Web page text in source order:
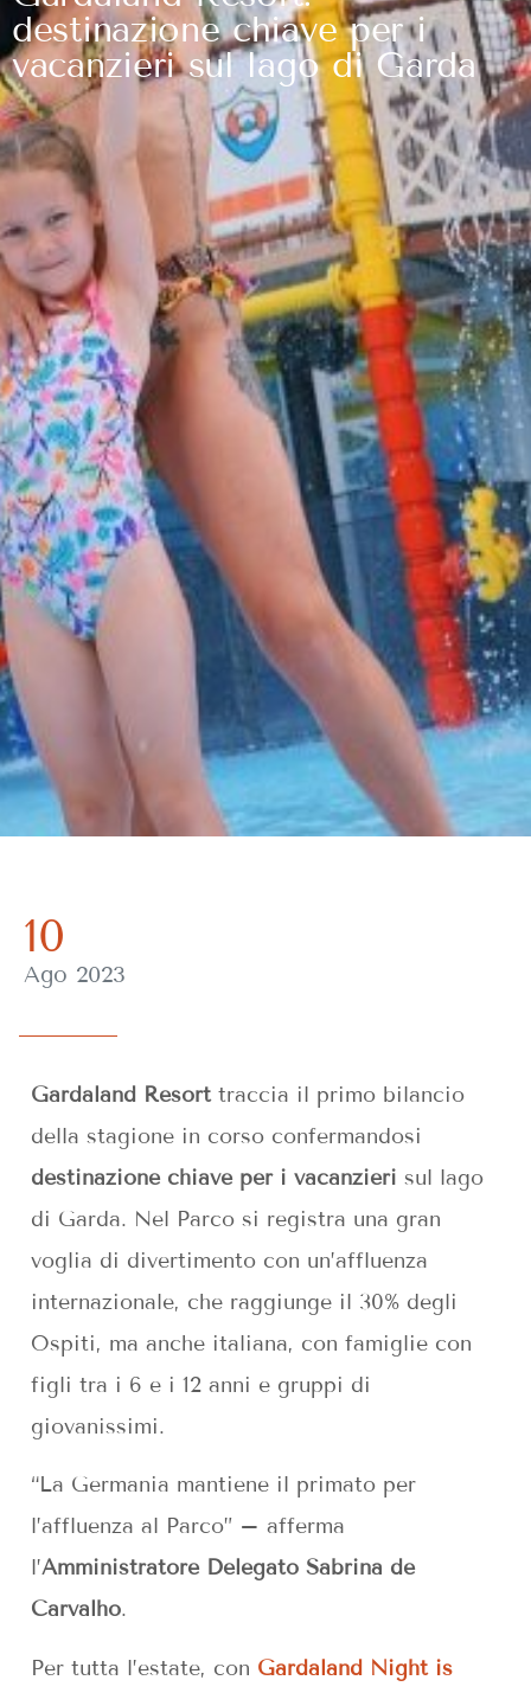
destinazione chiave per i
vacanzieri sul lago di Garda
10
Ago 2023
Gardaland Resorttraccia il primo bilancio
della stagione in corso confermandosi
destinazione chiave per i vacanzieri sul lago
di Garda. Nel Parco si registra una gran
voglia di divertimento con un’affluenza
internazionale, che raggiunge il 30% degli
Ospiti, ma anche italiana, con famiglie con
figli tra i 6 e i 12 anni e gruppi di
giovanissimi.
“La Germania mantiene il primato per
l’affluenza al Parco” – afferma
l’Amministratore Delegato Sabrina de
Carvalho.
Per tutta l’estate, con Gardaland Night is